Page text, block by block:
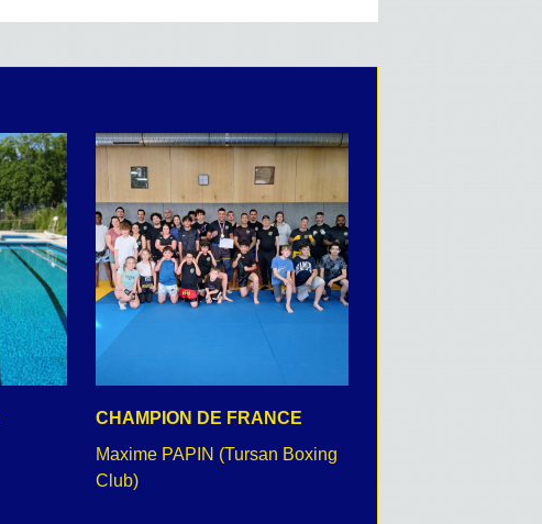
CHAMPION DE FRANCE
Maxime PAPIN (Tursan Boxing
Club)